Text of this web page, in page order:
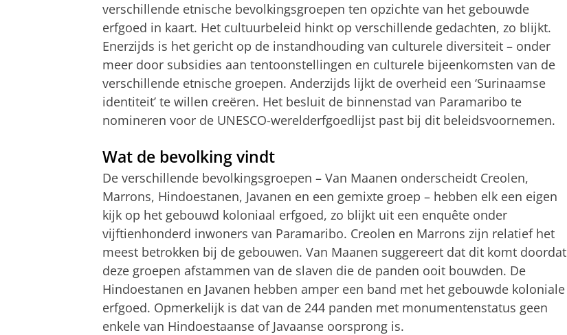
verschillende etnische bevolkingsgroepen ten opzichte van het gebouwde
erfgoed in kaart. Het cultuurbeleid hinkt op verschillende gedachten, zo blijkt.
Enerzijds is het gericht op de instandhouding van culturele diversiteit – onder
meer door subsidies aan tentoonstellingen en culturele bijeenkomsten van de
verschillende etnische groepen. Anderzijds lijkt de overheid een ‘Surinaamse
identiteit’ te willen creëren. Het besluit de binnenstad van Paramaribo te
nomineren voor de UNESCO-werelderfgoedlijst past bij dit beleidsvoornemen.
Wat de bevolking vindt
De verschillende bevolkingsgroepen – Van Maanen onderscheidt Creolen,
Marrons, Hindoestanen, Javanen en een gemixte groep – hebben elk een eigen
kijk op het gebouwd koloniaal erfgoed, zo blijkt uit een enquête onder
vijftienhonderd inwoners van Paramaribo. Creolen en Marrons zijn relatief het
meest betrokken bij de gebouwen. Van Maanen suggereert dat dit komt doordat
deze groepen afstammen van de slaven die de panden ooit bouwden. De
Hindoestanen en Javanen hebben amper een band met het gebouwde koloniale
erfgoed. Opmerkelijk is dat van de 244 panden met monumentenstatus geen
enkele van Hindoestaanse of Javaanse oorsprong is.